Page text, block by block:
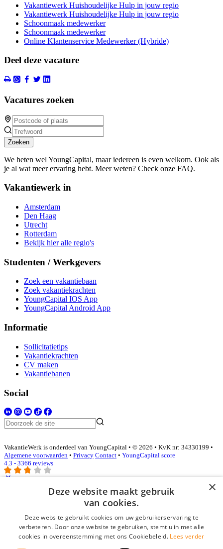
Vakantiewerk Huishoudelijke Hulp in jouw regio
Vakantiewerk Huishoudelijke Hulp in jouw regio
Schoonmaak medewerker
Schoonmaak medewerker
Online Klantenservice Medewerker (Hybride)
Deel deze vacature
Vacatures zoeken
Zoeken
We heten wel YoungCapital, maar iedereen is even welkom. Ook als
je al wat meer ervaring hebt. Meer weten? Check onze FAQ.
Vakantiewerk in
Amsterdam
Den Haag
Utrecht
Rotterdam
Bekijk hier alle regio's
Studenten / Werkgevers
Zoek een vakantiebaan
Zoek vakantiekrachten
YoungCapital IOS App
YoungCapital Android App
Informatie
Sollicitatietips
Vakantiekrachten
CV maken
Vakantiebanen
Social
VakantieWerk is onderdeel van YoungCapital • © 2026 • KvK nr: 34330199 •
Algemene voorwaarden • Privacy Contact • YoungCapital score
4.3 - 3366 reviews
Inloggen als bedrijf
E-mail*
Wachtwoord
×
Deze website maakt gebruik
van cookies.
Deze website gebruikt cookies om uw gebruikerservaring te
verbeteren. Door onze website te gebruiken, stemt u in met alle
cookies in overeenstemming met ons Cookiebeleid. Lees verder